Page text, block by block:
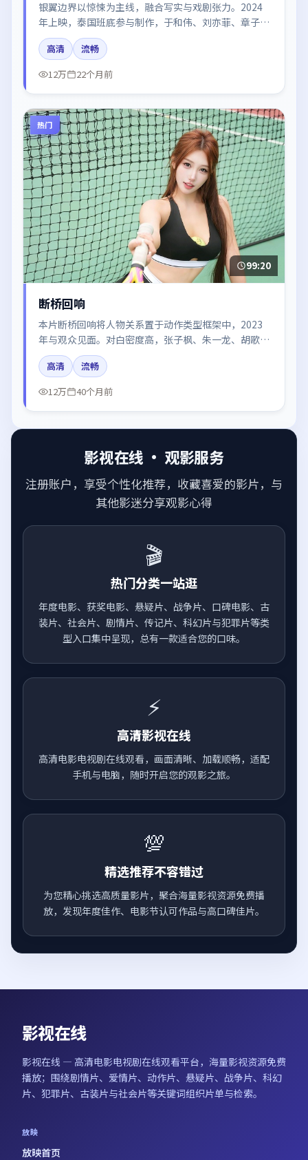
银翼边界以惊悚为主线，融合写实与戏剧张力。2024
年上映，泰国班底参与制作，于和伟、刘亦菲、章子
怡、周冬雨在片中呈现细腻表演，影像风格统一，配乐
与剪辑强化了情绪曲线。
高清
流畅
12万
22个月前
热门
99:20
断桥回响
本片断桥回响将人物关系置于动作类型框架中，2023
年与观众见面。对白密度高，张子枫、朱一龙、胡歌、
沈腾、赵丽颖的台词节奏值得关注；整体气质偏中国香
港都市与冷色调摄影。
高清
流畅
12万
40个月前
影视在线 · 观影服务
注册账户，享受个性化推荐，收藏喜爱的影片，与
其他影迷分享观影心得
🎬
热门分类一站逛
年度电影、获奖电影、悬疑片、战争片、口碑电影、古
装片、社会片、剧情片、传记片、科幻片与犯罪片等类
型入口集中呈现，总有一款适合您的口味。
⚡
高清影视在线
高清电影电视剧在线观看，画面清晰、加载顺畅，适配
手机与电脑，随时开启您的观影之旅。
💯
精选推荐不容错过
为您精心挑选高质量影片，聚合海量影视资源免费播
放，发现年度佳作、电影节认可作品与高口碑佳片。
影视在线
影视在线 — 高清电影电视剧在线观看平台，海量影视资源免费
播放；围绕剧情片、爱情片、动作片、悬疑片、战争片、科幻
片、犯罪片、古装片与社会片等关键词组织片单与检索。
放映
放映首页